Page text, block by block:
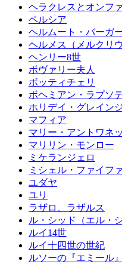
ヘラクレスとオンフ
ペルシア
ヘルムート・バーガ
ヘルメス（メルクリウ
ヘンリー8世
ボヴァリー夫人
ボッティチェリ
ボヘミアン・ラプソ
ホリデイ・グレイン
マフィア
マリー・アントワネ
マリリン・モンロー
ミケランジェロ
ミシェル・ファイフ
ユダヤ
ユリ
ラザロ、ラザルス
ル・シッド（エル・シ
ルイ14世
ルイ十四世の世紀
ルソーの『エミール』